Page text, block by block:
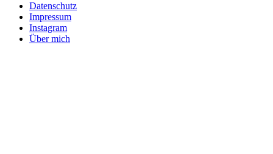
Datenschutz
Impressum
Instagram
Über mich